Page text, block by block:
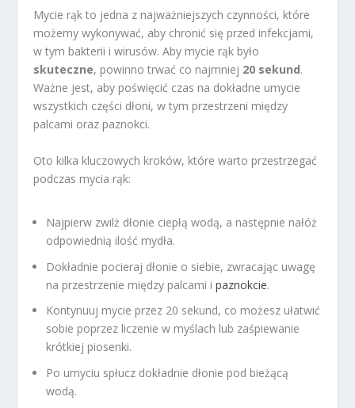
Mycie rąk to jedna z najważniejszych czynności, które
możemy wykonywać, aby chronić się przed infekcjami,
w tym bakterii i wirusów. Aby mycie rąk było
skuteczne, powinno trwać co najmniej 20 sekund.
Ważne jest, aby poświęcić czas na dokładne umycie
wszystkich części dłoni, w tym przestrzeni między
palcami oraz paznokci.
Oto kilka kluczowych kroków, które warto przestrzegać
podczas mycia rąk:
Najpierw zwilż dłonie ciepłą wodą, a następnie nałóż
odpowiednią ilość mydła.
Dokładnie pocieraj dłonie o siebie, zwracając uwagę
na przestrzenie między palcami ipaznokcie.
Kontynuuj mycie przez 20 sekund, co możesz ułatwić
sobie poprzez liczenie w myślach lub zaśpiewanie
krótkiej piosenki.
Po umyciu spłucz dokładnie dłonie pod bieżącą
wodą.